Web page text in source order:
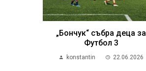
„Бончук“ събра деца за
Футбол 3
konstantin 22.06.2026